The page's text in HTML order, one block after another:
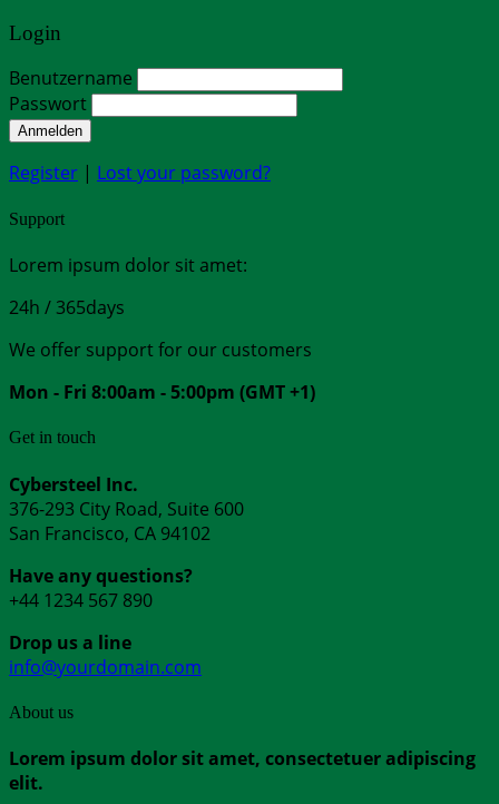
Login
Benutzername
Passwort
Anmelden
Register | Lost your password?
Support
Lorem ipsum dolor sit amet:
24h / 365days
We offer support for our customers
Mon - Fri 8:00am - 5:00pm (GMT +1)
Get in touch
Cybersteel Inc.
376-293 City Road, Suite 600
San Francisco, CA 94102
Have any questions?
+44 1234 567 890
Drop us a line
info@yourdomain.com
About us
Lorem ipsum dolor sit amet, consectetuer adipiscing
elit.